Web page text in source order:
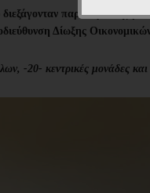
παράνομα τυχερά
Δίωξης
-20- κεντρικές μονάδες